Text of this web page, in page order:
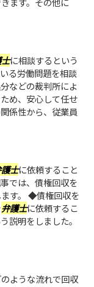
に相談するという
る労働問題を相談
などの裁判所によ
め、安心して任せ
係性から、従業員
士に依頼すること
では、債権回収を
す。 ◆債権回収を
弁護士に依頼するこ
説明をしました。
ような流れで回収